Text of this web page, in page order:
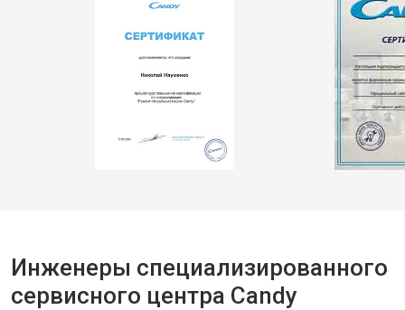
Инженеры специализированного
сервисного центра Candy